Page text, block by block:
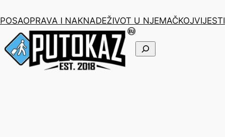
POSAOPRAVA I NAKNADEŽIVOT U NJEMAČKOJVIJESTI
Pretraga